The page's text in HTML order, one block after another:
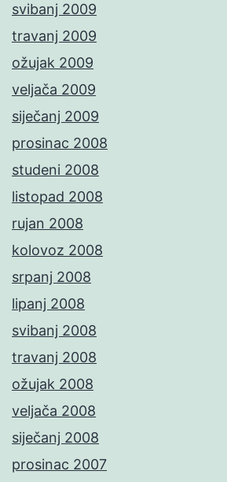
svibanj 2009
travanj 2009
ožujak 2009
veljača 2009
siječanj 2009
prosinac 2008
studeni 2008
listopad 2008
rujan 2008
kolovoz 2008
srpanj 2008
lipanj 2008
svibanj 2008
travanj 2008
ožujak 2008
veljača 2008
siječanj 2008
prosinac 2007